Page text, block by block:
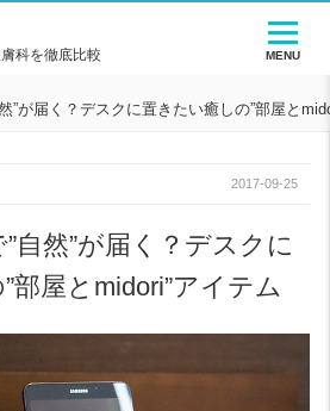
科を徹底比較
”が届く？デスクに置きたい癒しの”部屋と
2017-09-25
自然”が届く？デスクに
部屋とmidori”アイテム
MENU